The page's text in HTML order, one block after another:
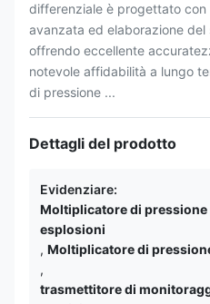
differenziale è progettato
avanzata ed elaborazione
offrendo eccellente
notevole affidabilità a lungo
di pressione ...
Dettagli del prodotto
Evidenziare:
Moltiplicatore di
esplosioni
, Moltiplicatore di
,
trasmettitore di